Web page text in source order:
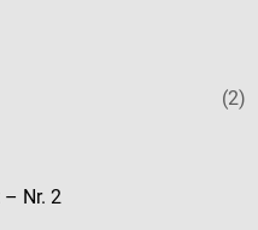
(2)
Nr. 2